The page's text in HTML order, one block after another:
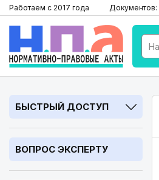
Работаем с 2017 года Документов:
БЫСТРЫЙ ДОСТУП
ВОПРОС ЭКСПЕРТУ